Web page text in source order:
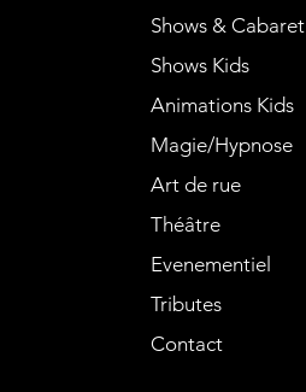
Shows & Cabaret
Shows Kids
Animations Kids
Magie/Hypnose
Art de rue
Théâtre
Evenementiel
Tributes
Contact